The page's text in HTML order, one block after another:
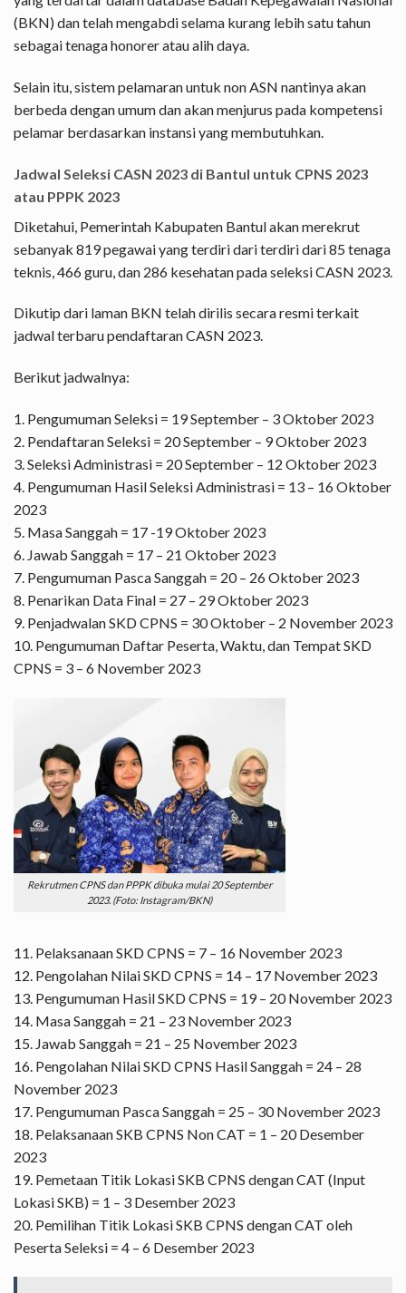
(BKN) dan telah mengabdi selama kurang lebih satu tahun
sebagai tenaga honorer atau alih daya.
Selain itu, sistem pelamaran untuk non ASN nantinya akan
berbeda dengan umum dan akan menjurus pada kompetensi
pelamar berdasarkan instansi yang membutuhkan.
Jadwal Seleksi CASN 2023 di Bantul untuk CPNS 2023
atau PPPK 2023
Diketahui, Pemerintah Kabupaten Bantul akan merekrut
sebanyak 819 pegawai yang terdiri dari terdiri dari 85 tenaga
teknis, 466 guru, dan 286 kesehatan pada seleksi CASN 2023.
Dikutip dari laman BKN telah dirilis secara resmi terkait
jadwal terbaru pendaftaran CASN 2023.
Berikut jadwalnya:
1. Pengumuman Seleksi = 19 September – 3 Oktober 2023
2. Pendaftaran Seleksi = 20 September – 9 Oktober 2023
3. Seleksi Administrasi = 20 September – 12 Oktober 2023
4. Pengumuman Hasil Seleksi Administrasi = 13 – 16 Oktober
2023
5. Masa Sanggah = 17 -19 Oktober 2023
6. Jawab Sanggah = 17 – 21 Oktober 2023
7. Pengumuman Pasca Sanggah = 20 – 26 Oktober 2023
8. Penarikan Data Final = 27 – 29 Oktober 2023
9. Penjadwalan SKD CPNS = 30 Oktober – 2 November 2023
10. Pengumuman Daftar Peserta, Waktu, dan Tempat SKD
CPNS = 3 – 6 November 2023
Rekrutmen CPNS dan PPPK dibuka mulai 20 September
2023. (Foto: Instagram/BKN)
11. Pelaksanaan SKD CPNS = 7 – 16 November 2023
12. Pengolahan Nilai SKD CPNS = 14 – 17 November 2023
13. Pengumuman Hasil SKD CPNS = 19 – 20 November 2023
14. Masa Sanggah = 21 – 23 November 2023
15. Jawab Sanggah = 21 – 25 November 2023
16. Pengolahan Nilai SKD CPNS Hasil Sanggah = 24 – 28
November 2023
17. Pengumuman Pasca Sanggah = 25 – 30 November 2023
18. Pelaksanaan SKB CPNS Non CAT = 1 – 20 Desember
2023
19. Pemetaan Titik Lokasi SKB CPNS dengan CAT (Input
Lokasi SKB) = 1 – 3 Desember 2023
20. Pemilihan Titik Lokasi SKB CPNS dengan CAT oleh
Peserta Seleksi = 4 – 6 Desember 2023